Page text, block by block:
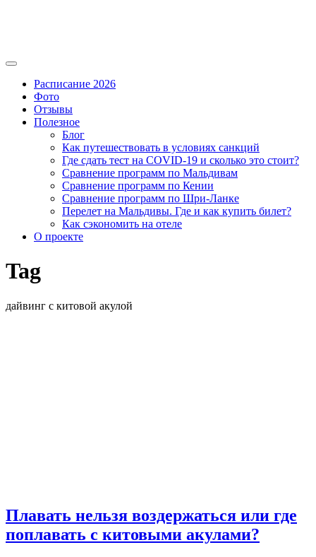
Расписание 2026
Фото
Отзывы
Полезное
Блог
Как путешествовать в условиях санкций
Где сдать тест на COVID-19 и сколько это стоит?
Сравнение программ по Мальдивам
Сравнение программ по Кении
Сравнение программ по Шри-Ланке
Перелет на Мальдивы. Где и как купить билет?
Как сэкономить на отеле
О проекте
Tag
дайвинг с китовой акулой
Плавать нельзя воздержаться или где
поплавать с китовыми акулами?